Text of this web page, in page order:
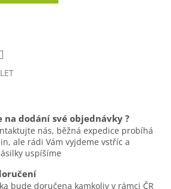
na dodání své objednávky ?
nás, běžná expedice probíhá
ale rádi Vám vyjdeme vstříc a
uspíšíme
bude doručena kamkoliv v rámci ČR